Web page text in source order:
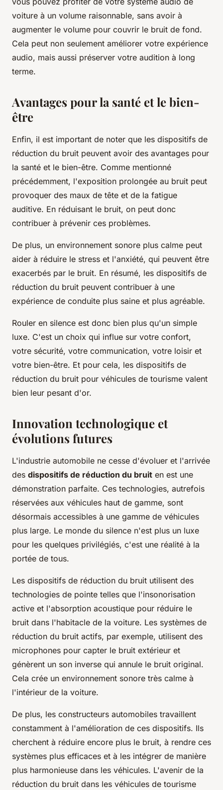
voiture à un volume raisonnable, sans avoir à
augmenter le volume pour couvrir le bruit de fond.
Cela peut non seulement améliorer votre expérience
audio, mais aussi préserver votre audition à long
terme.
Avantages pour la santé et le bien-
être
Enfin, il est important de noter que les dispositifs de
réduction du bruit peuvent avoir des avantages pour
la santé et le bien-être. Comme mentionné
précédemment, l'exposition prolongée au bruit peut
provoquer des maux de tête et de la fatigue
auditive. En réduisant le bruit, on peut donc
contribuer à prévenir ces problèmes.
De plus, un environnement sonore plus calme peut
aider à réduire le stress et l'anxiété, qui peuvent être
exacerbés par le bruit. En résumé, les dispositifs de
réduction du bruit peuvent contribuer à une
expérience de conduite plus saine et plus agréable.
Rouler en silence est donc bien plus qu'un simple
luxe. C'est un choix qui influe sur votre confort,
votre sécurité, votre communication, votre loisir et
votre bien-être. Et pour cela, les dispositifs de
réduction du bruit pour véhicules de tourisme valent
bien leur pesant d'or.
Innovation technologique et
évolutions futures
L'industrie automobile ne cesse d'évoluer et l'arrivée
des dispositifs de réduction du bruit en est une
démonstration parfaite. Ces technologies, autrefois
réservées aux véhicules haut de gamme, sont
désormais accessibles à une gamme de véhicules
plus large. Le monde du silence n'est plus un luxe
pour les quelques privilégiés, c'est une réalité à la
portée de tous.
Les dispositifs de réduction du bruit utilisent des
technologies de pointe telles que l'insonorisation
active et l'absorption acoustique pour réduire le
bruit dans l'habitacle de la voiture. Les systèmes de
réduction du bruit actifs, par exemple, utilisent des
microphones pour capter le bruit extérieur et
génèrent un son inverse qui annule le bruit original.
Cela crée un environnement sonore très calme à
l'intérieur de la voiture.
De plus, les constructeurs automobiles travaillent
constamment à l'amélioration de ces dispositifs. Ils
cherchent à réduire encore plus le bruit, à rendre ces
systèmes plus efficaces et à les intégrer de manière
plus harmonieuse dans les véhicules. L'avenir de la
réduction du bruit dans les véhicules de tourisme